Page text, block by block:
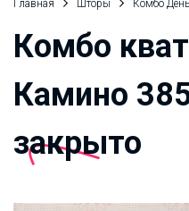
Главная Шторы Комбо
Комбо
Камино
закрыто